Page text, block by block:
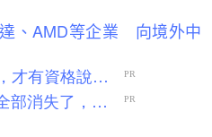
、AMD等企業 向境外中